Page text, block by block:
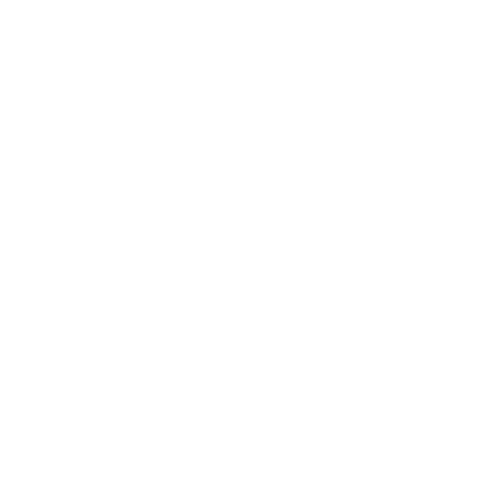
alese în pagina produsului.